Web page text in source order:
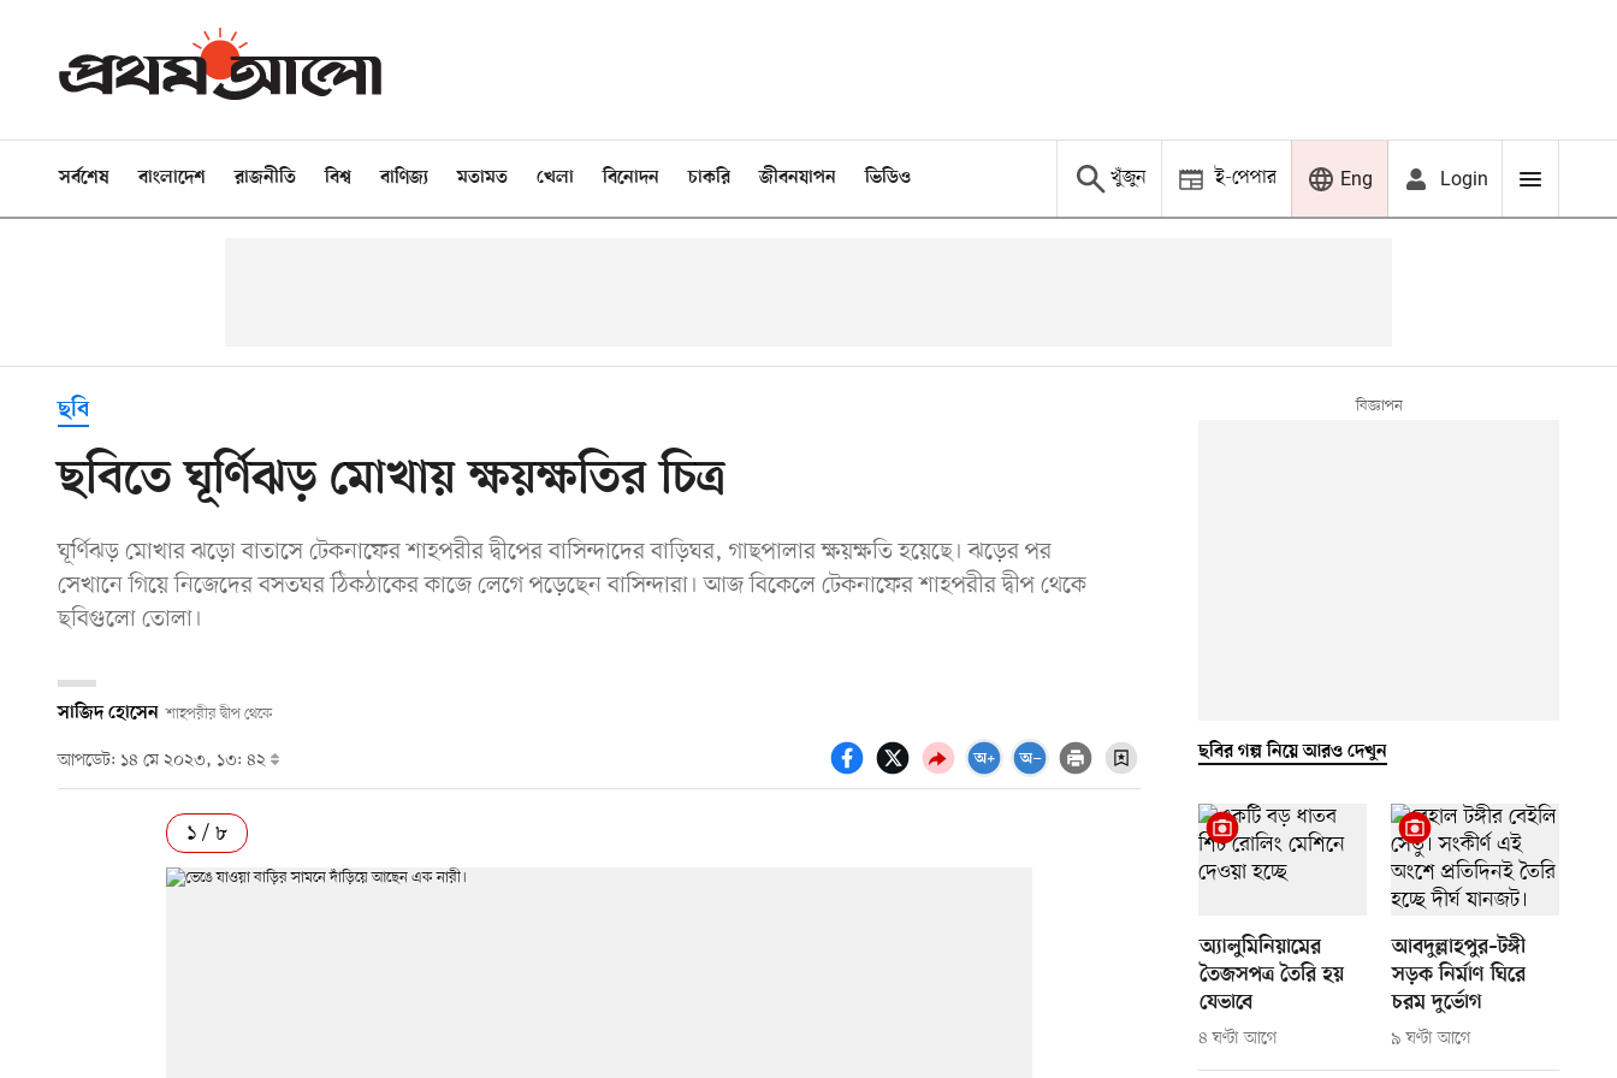
সর্বশেষ বাংলাদেশ রাজনীতি বিশ্ব বাণিজ্য মতামত খেলা বিনোদন চাকরি জীবনযাপন ভিডিও খুঁজুন ই-পেপার Eng Login
ছবি
ছবিতে ঘূর্ণিঝড় মোখায় ক্ষয়ক্ষতির চিত্র
ঘূর্ণিঝড় মোখার ঝড়ো বাতাসে টেকনাফের শাহপরীর দ্বীপের বাসিন্দাদের বাড়িঘর, গাছপালার ক্ষয়ক্ষতি হয়েছে। ঝড়ের পর
সেখানে গিয়ে নিজেদের বসতঘর ঠিকঠাকের কাজে লেগে পড়েছেন বাসিন্দারা। আজ বিকেলে টেকনাফের শাহপরীর দ্বীপ থেকে
ছবিগুলো তোলা।
সাজিদ হোসেন শাহপরীর দ্বীপ থেকে
আপডেট: ১৪ মে ২০২৩, ১৩: ৪২
১ / ৮
ছবির গল্প নিয়ে আরও দেখুন
অ্যালুমিনিয়ামের
তৈজসপত্র তৈরি হয়
যেভাবে
৪ ঘণ্টা আগে
আবদুল্লাহপুর–টঙ্গী
সড়ক নির্মাণ ঘিরে
চরম দুর্ভোগ
৯ ঘণ্টা আগে